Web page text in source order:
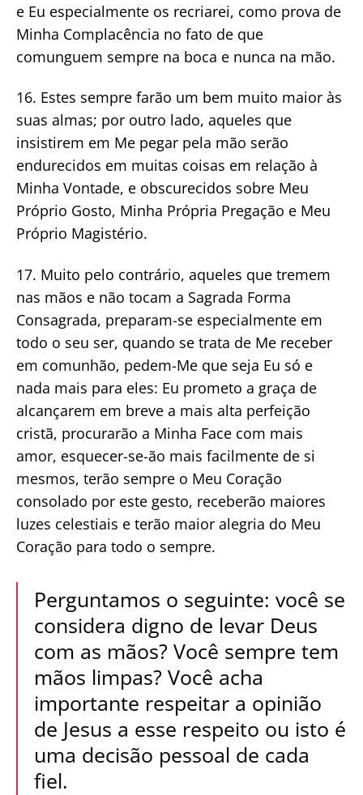
e Eu especialmente os recriarei, como prova de
Minha Complacência no fato de que
comunguem sempre na boca e nunca na mão.
16. Estes sempre farão um bem muito maior às
suas almas; por outro lado, aqueles que
insistirem em Me pegar pela mão serão
endurecidos em muitas coisas em relação à
Minha Vontade, e obscurecidos sobre Meu
Próprio Gosto, Minha Própria Pregação e Meu
Próprio Magistério.
17. Muito pelo contrário, aqueles que tremem
nas mãos e não tocam a Sagrada Forma
Consagrada, preparam-se especialmente em
todo o seu ser, quando se trata de Me receber
em comunhão, pedem-Me que seja Eu só e
nada mais para eles: Eu prometo a graça de
alcançarem em breve a mais alta perfeição
cristã, procurarão a Minha Face com mais
amor, esquecer-se-ão mais facilmente de si
mesmos, terão sempre o Meu Coração
consolado por este gesto, receberão maiores
luzes celestiais e terão maior alegria do Meu
Coração para todo o sempre.
Perguntamos o seguinte: você se
considera digno de levar Deus
com as mãos? Você sempre tem
mãos limpas? Você acha
importante respeitar a opinião
de Jesus a esse respeito ou isto é
uma decisão pessoal de cada
fiel.